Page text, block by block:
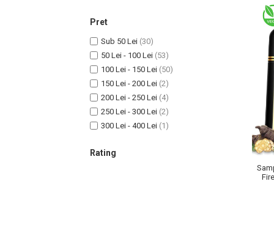
Par Uscat / Deteriorat
Pret
Sub 50 Lei (30)
50 Lei - 100 Lei (53)
100 Lei - 150 Lei (50)
150 Lei - 200 Lei (2)
200 Lei - 250 Lei (4)
250 Lei - 300 Lei (2)
300 Lei - 400 Lei (1)
Rating